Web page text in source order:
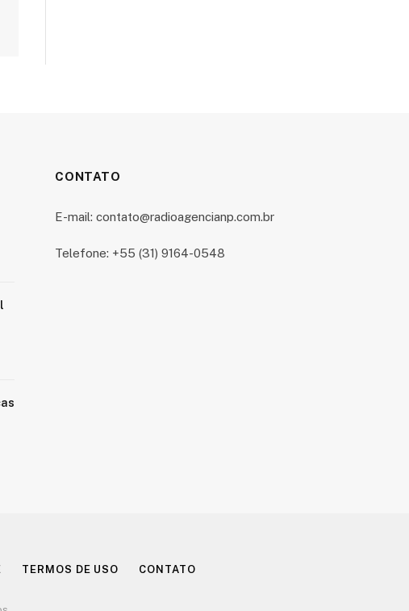
CONTATO
E-mail: contato@radioagencianp.com.br
Telefone: +55 (31) 9164-0548
TERMOS DE USO CONTATO